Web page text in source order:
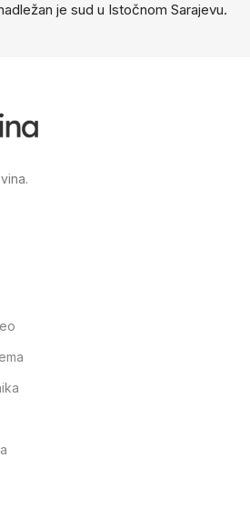
je sud u Istočnom Sarajevu.